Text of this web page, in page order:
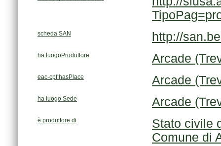
scheda SAN http://
ha luogoProduttore Arcade
eac-cpf:hasPlace Arcade
ha luogo Sede Arcade
è produttore di
Stato civile
Comune di